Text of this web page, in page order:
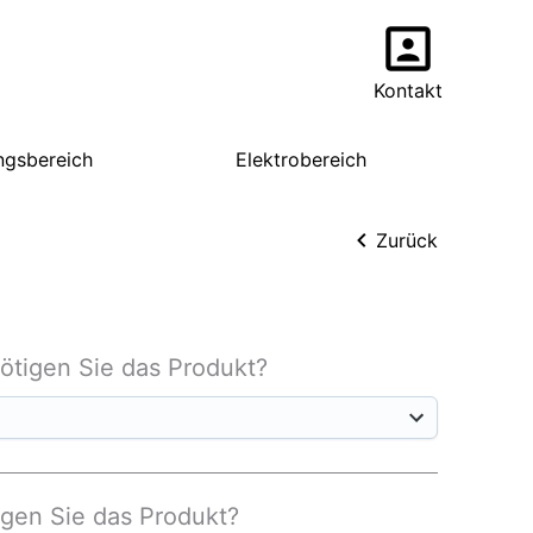
Kontakt
Elektrobereich
Zurück
Sie das Produkt?
Sie das Produkt?